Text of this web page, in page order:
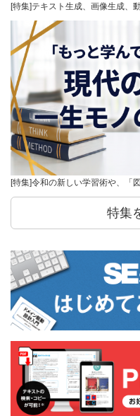
[特集]テキスト生成、画像生成、
[特集]令和の新しい学習術や、「
特集